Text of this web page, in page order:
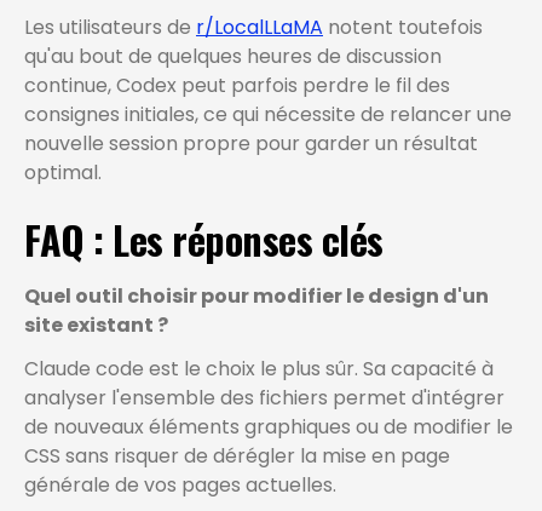
Les utilisateurs de r/LocalLLaMA notent toutefois
qu'au bout de quelques heures de discussion
continue, Codex peut parfois perdre le fil des
consignes initiales, ce qui nécessite de relancer une
nouvelle session propre pour garder un résultat
optimal.
FAQ : Les réponses clés
Quel outil choisir pour modifier le design d'un
site existant ?
Claude code est le choix le plus sûr. Sa capacité à
analyser l'ensemble des fichiers permet d'intégrer
de nouveaux éléments graphiques ou de modifier le
CSS sans risquer de dérégler la mise en page
générale de vos pages actuelles.